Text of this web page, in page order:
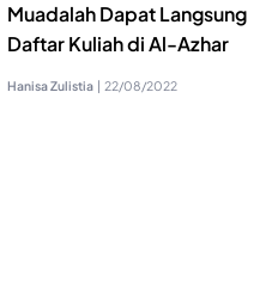
Muadalah Dapat Langsung
Daftar Kuliah di Al-Azhar
Hanisa Zulistia | 22/08/2022